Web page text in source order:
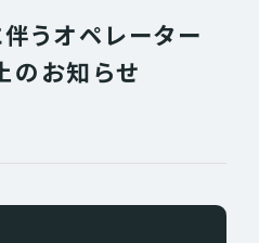
うオペレーター
のお知らせ